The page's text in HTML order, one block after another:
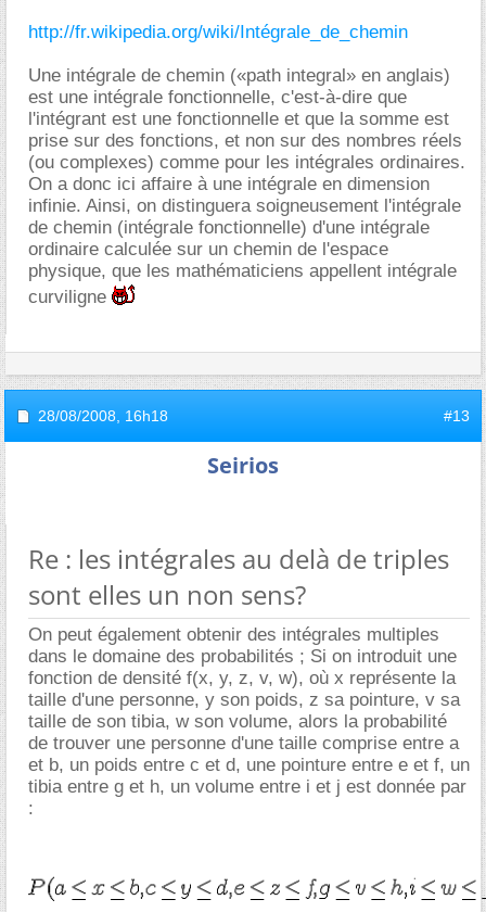
http://fr.wikipedia.org/wiki/Intégrale_de_chemin
Une intégrale de chemin («path integral» en anglais)
est une intégrale fonctionnelle, c'est-à-dire que
l'intégrant est une fonctionnelle et que la somme est
prise sur des fonctions, et non sur des nombres réels
(ou complexes) comme pour les intégrales ordinaires.
On a donc ici affaire à une intégrale en dimension
infinie. Ainsi, on distinguera soigneusement l'intégrale
de chemin (intégrale fonctionnelle) d'une intégrale
ordinaire calculée sur un chemin de l'espace
physique, que les mathématiciens appellent intégrale
curviligne
28/08/2008, 16h18 #13
Seirios
Re : les intégrales au delà de triples
sont elles un non sens?
On peut également obtenir des intégrales multiples
dans le domaine des probabilités ; Si on introduit une
fonction de densité f(x, y, z, v, w), où x représente la
taille d'une personne, y son poids, z sa pointure, v sa
taille de son tibia, w son volume, alors la probabilité
de trouver une personne d'une taille comprise entre a
et b, un poids entre c et d, une pointure entre e et f, un
tibia entre g et h, un volume entre i et j est donnée par
: